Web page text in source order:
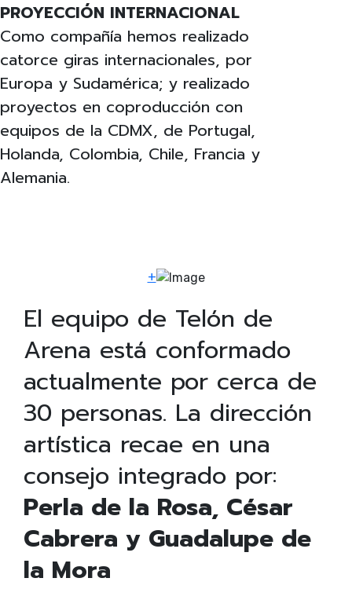
PROYECCIÓN INTERNACIONAL
Como compañía hemos realizado
catorce giras internacionales, por
Europa y Sudamérica; y realizado
proyectos en coproducción con
equipos de la CDMX, de Portugal,
Holanda, Colombia, Chile, Francia y
Alemania.
+
El equipo de Telón de
Arena está conformado
actualmente por cerca de
30 personas. La dirección
artística recae en una
consejo integrado por:
Perla de la Rosa, César
Cabrera y Guadalupe de
la Mora